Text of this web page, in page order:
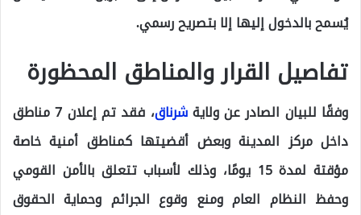
يُسمح بالدخول إليها إلا بتصريح رسمي.
تفاصيل القرار والمناطق المحظورة
وفقًا للبيان الصادر عن ولايةشرناق
، فقد تم إعلان 7 مناطق
داخل مركز المدينة وبعض أقضيتها كمناطق أمنية خاصة
مؤقتة لمدة 15 يومًا، وذلك لأسباب تتعلق بالأمن القومي
وحفظ النظام العام ومنع وقوع الجرائم وحماية الحقوق